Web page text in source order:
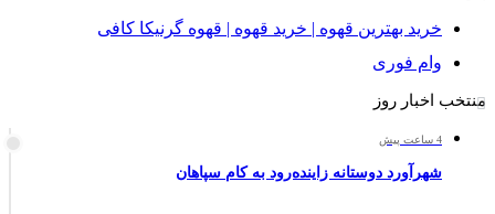
خرید بهترین قهوه | خرید قهوه | قهوه گرنیکا کافی
وام فوری
منتخب اخبار روز
4 ساعت پیش
شهرآورد دوستانه زاینده‌رود به کام سپاهان